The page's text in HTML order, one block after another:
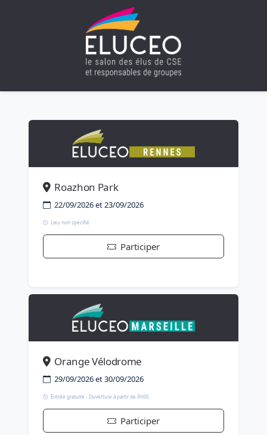
Roazhon Park
22/09/2026 et 23/09/2026
Lieu non spécifié
Participer
Orange Vélodrome
29/09/2026 et 30/09/2026
Entrée gratuite - Ouverture à partir de 9h00
Participer